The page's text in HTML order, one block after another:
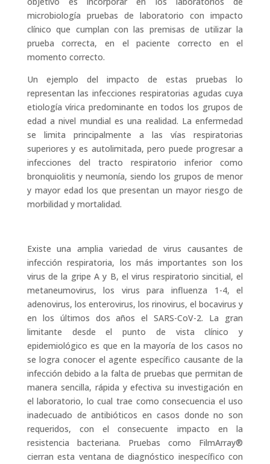
microbiología pruebas de laboratorio con impacto
clínico que cumplan con las premisas de utilizar la
prueba correcta, en el paciente correcto en el
momento correcto.
Un ejemplo del impacto de estas pruebas lo
representan las infecciones respiratorias agudas cuya
etiología vírica predominante en todos los grupos de
edad a nivel mundial es una realidad. La enfermedad
se limita principalmente a las vías respiratorias
superiores y es autolimitada, pero puede progresar a
infecciones del tracto respiratorio inferior como
bronquiolitis y neumonía, siendo los grupos de menor
y mayor edad los que presentan un mayor riesgo de
morbilidad y mortalidad.
Existe una amplia variedad de virus causantes de
infección respiratoria, los más importantes son los
virus de la gripe A y B, el virus respiratorio sincitial, el
metaneumovirus, los virus para influenza 1-4, el
adenovirus, los enterovirus, los rinovirus, el bocavirus y
en los últimos dos años el SARS-CoV-2. La gran
limitante desde el punto de vista clínico y
epidemiológico es que en la mayoría de los casos no
se logra conocer el agente específico causante de la
infección debido a la falta de pruebas que permitan de
manera sencilla, rápida y efectiva su investigación en
el laboratorio, lo cual trae como consecuencia el uso
inadecuado de antibióticos en casos donde no son
requeridos, con el consecuente impacto en la
resistencia bacteriana. Pruebas como FilmArray®
cierran esta ventana de diagnóstico inespecífico con